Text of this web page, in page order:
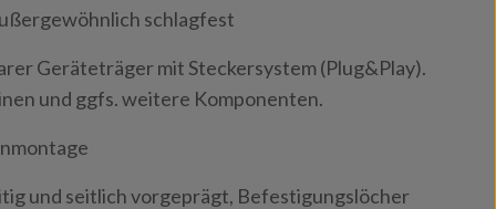
schlagfest
Geräteträger mit Steckersystem (Plug&Play).
und ggfs. weitere Komponenten.
und seitlich vorgeprägt, Befestigungslöcher